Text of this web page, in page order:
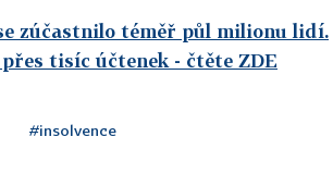
zúčastnilo téměř půl milionu lidí.
tisíc účtenek - čtěte ZDE
#insolvence